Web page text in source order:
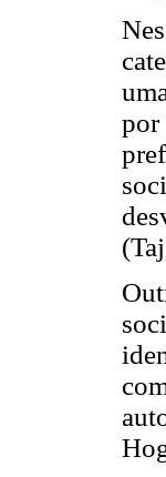
por